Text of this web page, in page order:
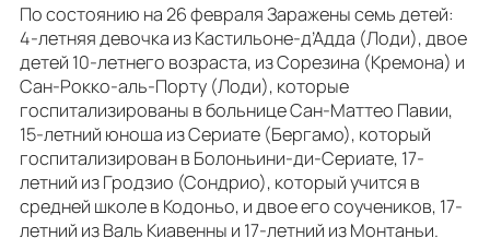
По состоянию на 26 февраля Заражены семь детей:
4-летняя девочка из Кастильоне-д’Адда (Лоди), двое
детей 10-летнего возраста, из Сорезина (Кремона) и
Сан-Рокко-аль-Порту (Лоди), которые
госпитализированы в больнице Сан-Маттео Павии,
15-летний юноша из Сериате (Бергамо), который
госпитализирован в Болоньини-ди-Сериате, 17-
летний из Гродзио (Сондрио), который учится в
средней школе в Кодоньо, и двое его соучеников, 17-
летний из Валь Киавенны и 17-летний из Монтаньи.